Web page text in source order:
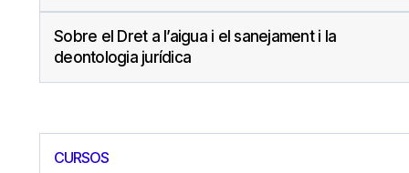
Sobre el Dret a l’aigua i el sanejament i la
deontologia jurídica
CURSOS